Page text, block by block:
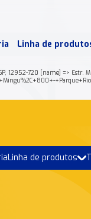
Linha de
12952-720 [name] =>
Linha de produtos